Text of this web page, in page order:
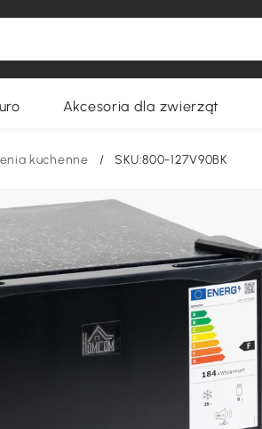
Akcesoria dla zwierząt
kuchenne / SKU:800-127V90BK